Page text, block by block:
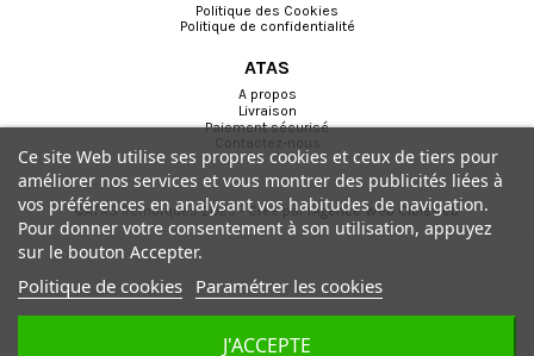
Politique des Cookies
Politique de confidentialité
ATAS
A propos
Livraison
Paiement sécurisé
Contactez-nous
Ce site Web utilise ses propres cookies et ceux de tiers pour
améliorer nos services et vous montrer des publicités liées à
vos préférences en analysant vos habitudes de navigation.
Pour donner votre consentement à son utilisation, appuyez
sur le bouton Accepter.
Politique de cookies Paramétrer les cookies
J'ACCEPTE
©ATAS Remorques 2025 - Créé par l'Agence Web Cibleweb